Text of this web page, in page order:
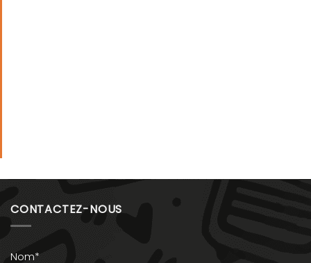
CONTACTEZ-NOUS
Nom*